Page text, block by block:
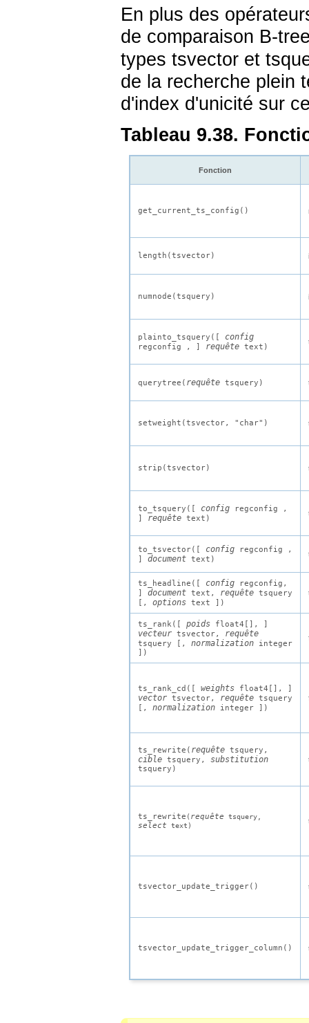
En plus des
de comparaison B-
types tsvector et
de la recherche plein
d'index d'unicité sur
Tableau 9.38.
Fonction
get_current_ts_config()
length( tsvector)
numnode( tsquery )
plainto_tsquery([ config
regconfig , requête text )
querytree( requête tsquery )
setweight( tsvector, "char" )
strip( tsvector)
to_tsquery([ config regconfig ,
requête text )
to_tsvector([ config regconfig ,
document text )
ts_headline([ config regconfig ,
document text , requête tsquery
, options text ])
ts_rank([ poids float4[] ,
vecteur tsvector, requête
tsquery , normalization
integer
])
ts_rank_cd([ weights float4[] ,
vector tsvector, requête tsquery
, normalization integer])
ts_rewrite( requête tsquery ,
cible tsquery , substitution
tsquery )
ts_rewrite ( requête tsquery,
select text )
tsvector_update_trigger()
tsvector_update_trigger_column()